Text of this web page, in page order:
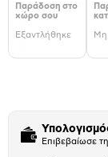
Παράδοση στο
χώρο σου
Εξαντλήθηκε Μη
Επιβεβαίωσε